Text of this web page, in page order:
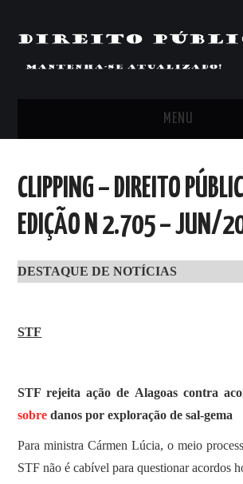
MENU
ARTIGOS, COMENTÁRIOS E PONTOS
DE VISTA
CLIPPING’S
CLIPPING – DIREITO
EDIÇÃO N 2.705 – JUN/
DESTAQUE DE NOTÍCIAS
STF
STF rejeita ação de Alagoas contra
sobre danos por exploração de sal-gema
Para ministra Cármen Lúcia, o meio
STF não é cabível para questionar acordos